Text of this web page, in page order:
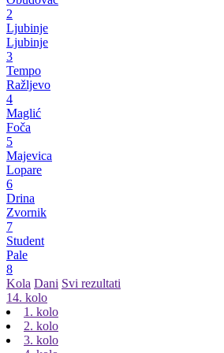
2
Ljubinje
Ljubinje
3
Tempo
Ražljevo
4
Maglić
Foča
5
Majevica
Lopare
6
Drina
Zvornik
7
Student
Pale
8
Kola Dani Svi rezultati
14. kolo
1. kolo
2. kolo
3. kolo